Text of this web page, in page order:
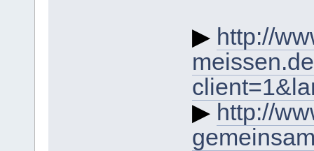
▶ http://
▶ http://